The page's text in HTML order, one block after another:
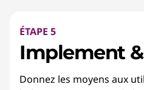
ÉTAPE 5
Implement
Donnez les moyens aux